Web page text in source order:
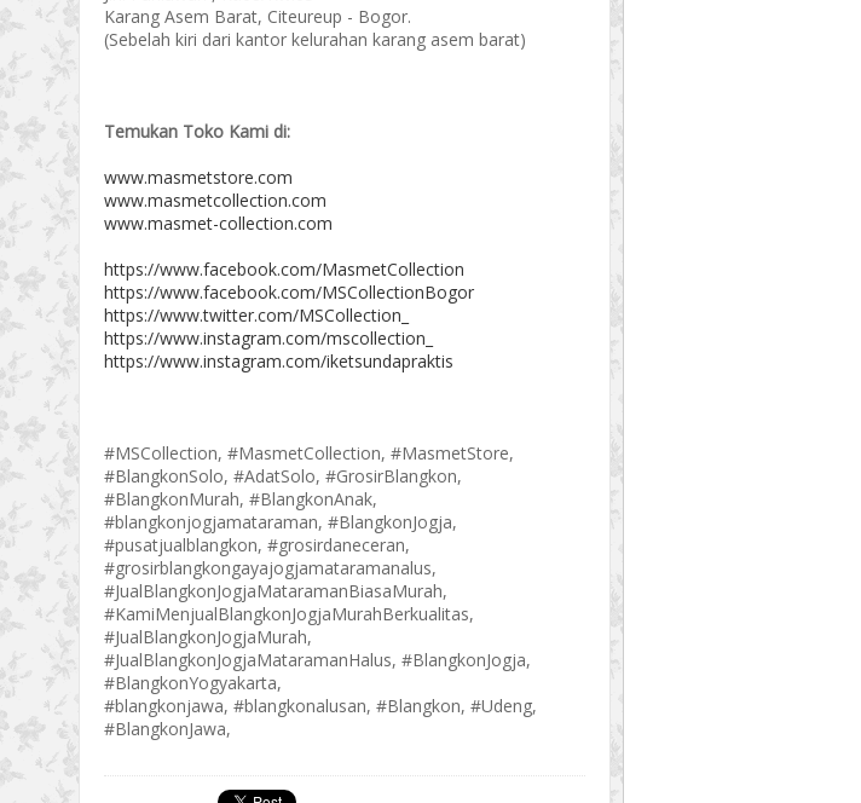
Karang Asem Barat, Citeureup - Bogor.
(Sebelah kiri dari kantor kelurahan karang asem barat)
Temukan Toko Kami di:
www.masmetstore.com
www.masmetcollection.com
www.masmet-collection.com
https://www.facebook.com/MasmetCollection
https://www.facebook.com/MSCollectionBogor
https://www.twitter.com/MSCollection_
https://www.instagram.com/mscollection_
https://www.instagram.com/iketsundapraktis
#MSCollection, #MasmetCollection, #MasmetStore,
#BlangkonSolo, #AdatSolo, #GrosirBlangkon,
#BlangkonMurah, #BlangkonAnak,
#blangkonjogjamataraman, #BlangkonJogja,
#pusatjualblangkon, #grosirdaneceran,
#grosirblangkongayajogjamataramanalus,
#JualBlangkonJogjaMataramanBiasaMurah,
#KamiMenjualBlangkonJogjaMurahBerkualitas,
#JualBlangkonJogjaMurah,
#JualBlangkonJogjaMataramanHalus, #BlangkonJogja,
#BlangkonYogyakarta,
#blangkonjawa, #blangkonalusan, #Blangkon, #Udeng,
#BlangkonJawa,